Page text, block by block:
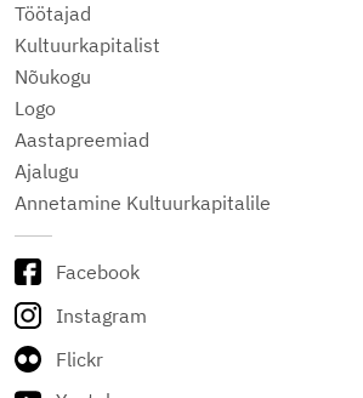
Töötajad
Kultuurkapitalist
Nõukogu
Logo
Aastapreemiad
Ajalugu
Annetamine Kultuurkapitalile
Facebook
Instagram
Flickr